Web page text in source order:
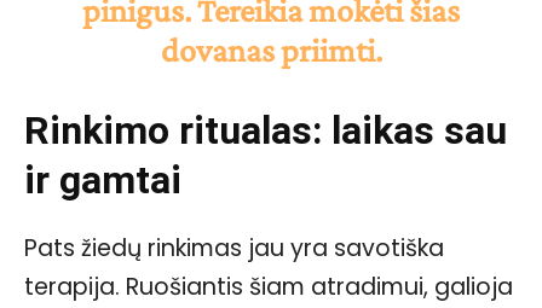
pinigus. Tereikia mokėti šias
dovanas priimti.
Rinkimo ritualas: laikas sau
ir gamtai
Pats žiedų rinkimas jau yra savotiška
terapija. Ruošiantis šiam atradimui, galioja